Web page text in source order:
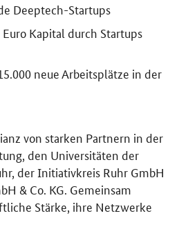
Deeptech-Startups
Kapital durch Startups
neue Arbeitsplätze in der
von starken Partnern in der
den Universitäten der
der Initiativkreis Ruhr GmbH
& Co. KG. Gemeinsam
Stärke, ihre Netzwerke